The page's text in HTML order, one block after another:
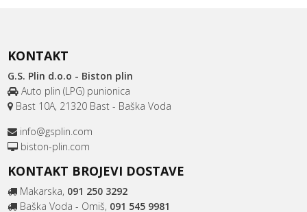
KONTAKT
G.S. Plin d.o.o - Biston plin
Auto plin (LPG) punionica
Bast 10A, 21320 Bast - Baška Voda
info@gsplin.com
biston-plin.com
KONTAKT BROJEVI DOSTAVE
Makarska, 091 250 3292
Baška Voda - Omiš, 091 545 9981